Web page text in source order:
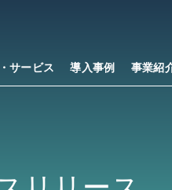
サービス 導入事例 事業紹